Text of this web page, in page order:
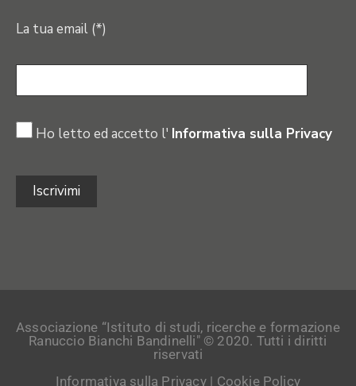
La tua email (*)
Ho letto ed accetto l' Informativa sulla Privacy
Associazione “Istituto di studi, ricerche e formazione
Ranuccio Bianchi Bandinelli" © 2020. Tutti i diritti
riservati
Informativa sulla Privacy| Cookie Policy